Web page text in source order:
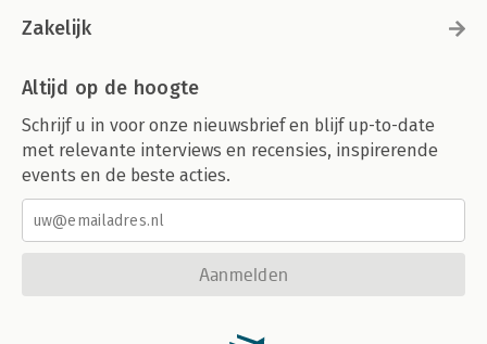
Zakelijk
Altijd op de hoogte
Schrijf u in voor onze nieuwsbrief en blijf up-to-date
met relevante interviews en recensies, inspirerende
events en de beste acties.
Aanmelden